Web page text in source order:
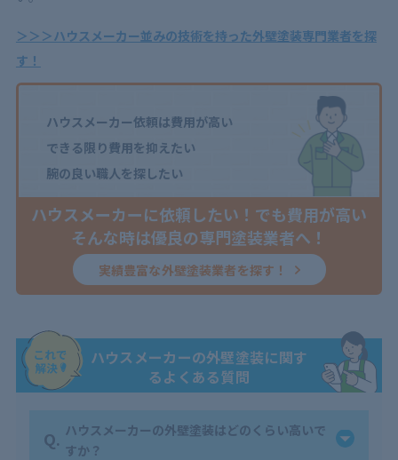
＞＞＞ハウスメーカー並みの技術を持った外壁塗装専門業者を探
す！
ハウスメーカー依頼は費用が高い
できる限り費用を抑えたい
腕の良い職人を探したい
ハウスメーカーに依頼したい！でも費用が高い
そんな時は優良の専門塗装業者へ！
実績豊富な外壁塗装業者を探す！
ハウスメーカーの外壁塗装に関す
るよくある質問
Q. ハウスメーカーの外壁塗装はどのくらい高いで
すか？